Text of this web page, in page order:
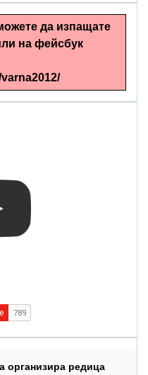
да изпащате
на фейсбук
организира редица